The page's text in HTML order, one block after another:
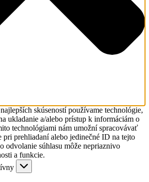
skúseností používame technológie,
ukladanie a/alebo prístup k informáciám o
technológiami nám umožní spracovávať
pri prehliadaní alebo jedinečné ID na tejto
odvolanie súhlasu môže nepriaznivo
a funkcie.